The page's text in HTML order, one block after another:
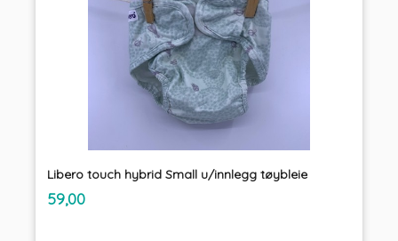
Libero touch hybrid Small u/innlegg tøybleie
Pris
59,00mva.